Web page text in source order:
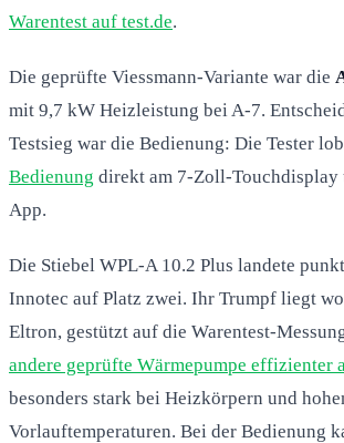
Warentest auf test.de.
Die geprüfte Viessmann-Variante war die
mit 9,7 kW Heizleistung bei A-7.
Testsieg war die Bedienung: Die Tester
Bedienung direkt am 7-Zoll-Touchdisplay
App.
Die Stiebel WPL-A 10.2 Plus landete
Innotec auf Platz zwei. Ihr Trumpf liegt
Eltron, gestützt auf die Warentest-
andere geprüfte Wärmepumpe effizienter
besonders stark bei Heizkörpern und
Vorlauftemperaturen. Bei der Bedienung